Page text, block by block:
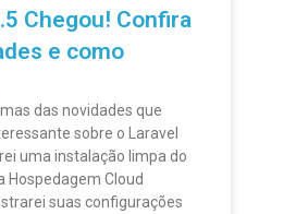
Chegou! Confira
e como
das novidades que
sobre o Laravel
uma instalação limpa do
Hospedagem Cloud
suas configurações